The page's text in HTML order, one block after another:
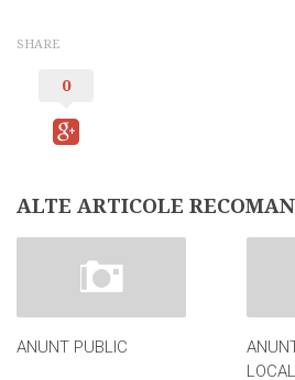
RAPORTARE FINANCIARĂ
INVESTITII
DOCUMENTE ȘI INFORMAȚII
BILANȚ
RAPORTARE FINANCIARĂ
SHARE
0
ALTE ARTICOLE
ANUNT PUBLIC
LOCAL